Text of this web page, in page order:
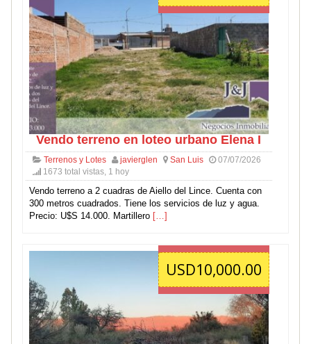
Vendo terreno en loteo urbano Elena I
Terrenos y Lotes javierglen San Luis
07/07/2026
1673 total vistas, 1 hoy
Vendo terreno a 2 cuadras de Aiello del Lince. Cuenta con
300 metros cuadrados. Tiene los servicios de luz y agua.
Precio: U$S 14.000. Martillero […]
USD10,000.00